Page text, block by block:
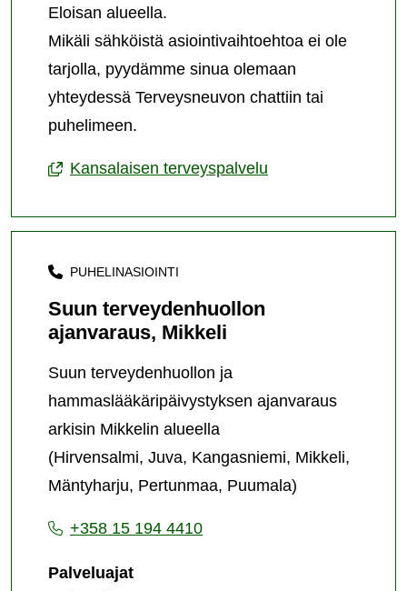
Eloisan alueella.
Mikäli sähköistä asiointivaihtoehtoa ei ole
tarjolla, pyydämme sinua olemaan
yhteydessä Terveysneuvon chattiin tai
puhelimeen.
Kansalaisen terveyspalvelu
PUHELINASIOINTI
Suun terveydenhuollon
ajanvaraus, Mikkeli
Suun terveydenhuollon ja
hammaslääkäripäivystyksen ajanvaraus
arkisin Mikkelin alueella
(Hirvensalmi, Juva, Kangasniemi, Mikkeli,
Mäntyharju, Pertunmaa, Puumala)
+358 15 194 4410
Palveluajat